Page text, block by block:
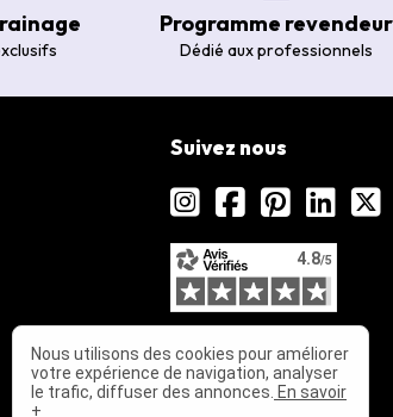
Programme revendeur
Dédié aux professionnels
Suivez nous
Nous utilisons des cookies pour améliorer
votre expérience de navigation, analyser
le trafic, diffuser des annonces. En savoir
+